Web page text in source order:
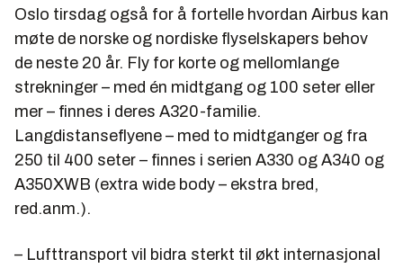
Oslo tirsdag også for å fortelle hvordan Airbus kan
møte de norske og nordiske flyselskapers behov
de neste 20 år. Fly for korte og mellomlange
strekninger – med én midtgang og 100 seter eller
mer – finnes i deres A320-familie.
Langdistanseflyene – med to midtganger og fra
250 til 400 seter – finnes i serien A330 og A340 og
A350XWB (extra wide body – ekstra bred,
red.anm.).
– Lufttransport vil bidra sterkt til økt internasjonal